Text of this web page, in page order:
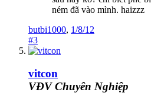
ném đã vào mình. haizzz
butbi1000, 1/8/12
#3
vitcon
VĐV Chuyên Nghiệp